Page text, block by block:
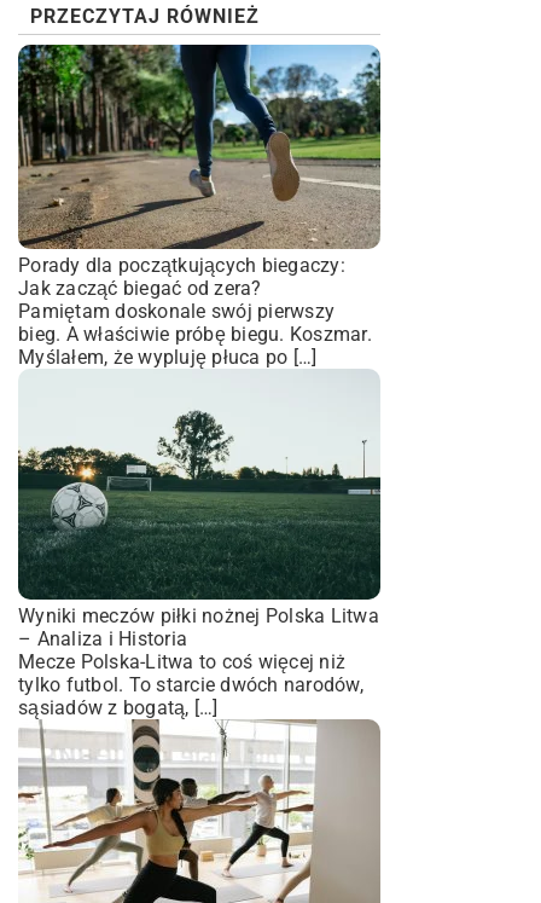
PRZECZYTAJ RÓWNIEŻ
Porady dla początkujących biegaczy:
Jak zacząć biegać od zera?
Pamiętam doskonale swój pierwszy
bieg. A właściwie próbę biegu. Koszmar.
Myślałem, że wypluję płuca po […]
Wyniki meczów piłki nożnej Polska Litwa
– Analiza i Historia
Mecze Polska-Litwa to coś więcej niż
tylko futbol. To starcie dwóch narodów,
sąsiadów z bogatą, […]